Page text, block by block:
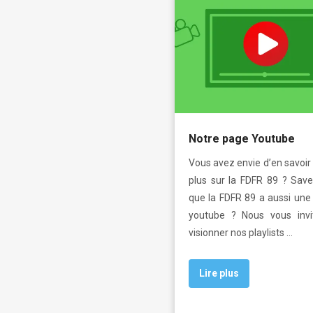
Notre page Youtube
Vous avez envie d’en savoir
plus sur la FDFR 89 ?
que la FDFR 89 a aussi
youtube ? Nous vous
visionner nos playlists …
Lire plus